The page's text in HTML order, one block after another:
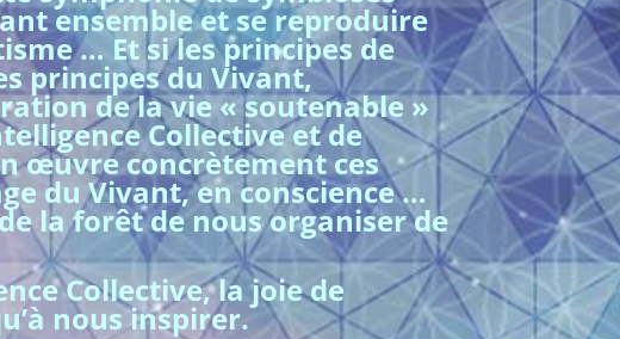
ensemble et se reproduire
… Et si les principes de
principes du Vivant,
de la vie « soutenable »
Collective et de
œuvre concrètement ces
du Vivant, en conscience …
la forêt de nous organiser de
Collective, la joie de
nous inspirer.